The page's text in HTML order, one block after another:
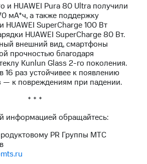
и HUAWEI Pura 80 Ultra получили
мА*ч, а также поддержку
HUAWEI SuperCharge 100 Вт
HUAWEI SuperCharge 80 Вт.
внешний вид, смартфоны
прочностью благодаря
Kunlun Glass 2-го поколения.
раз устойчивее к появлению
— к повреждениям при падении.
* * *
информацией обращайтесь:
PR Группы МТС